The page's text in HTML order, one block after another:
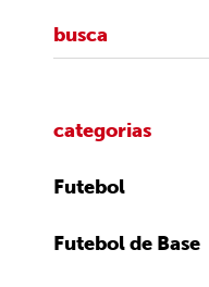
categorias
Futebol
Futebol de Base